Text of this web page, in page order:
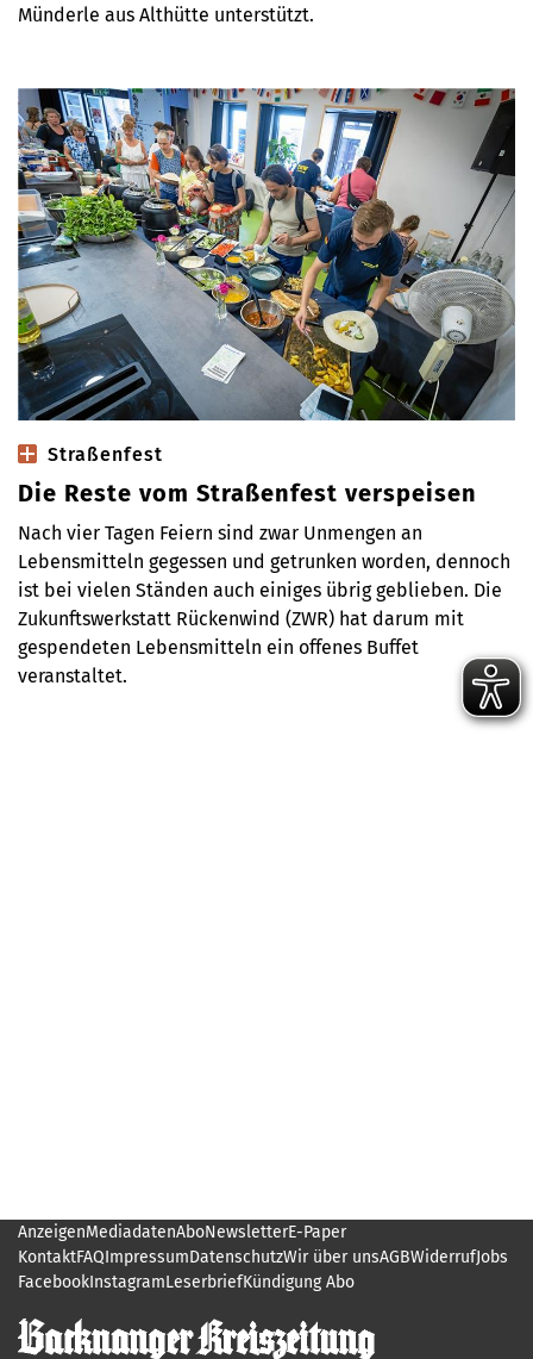
Münderle aus Althütte unterstützt.
Straßenfest
Die Reste vom Straßenfest verspeisen
Nach vier Tagen Feiern sind zwar Unmengen an
Lebensmitteln gegessen und getrunken worden, dennoch
ist bei vielen Ständen auch einiges übrig geblieben. Die
Zukunftswerkstatt Rückenwind (ZWR) hat darum mit
gespendeten Lebensmitteln ein offenes Buffet
veranstaltet.
AnzeigenMediadatenAboNewsletterE-Paper
KontaktFAQImpressumDatenschutzWir über unsAGBWiderrufJobs
FacebookInstagramLeserbriefKündigung Abo